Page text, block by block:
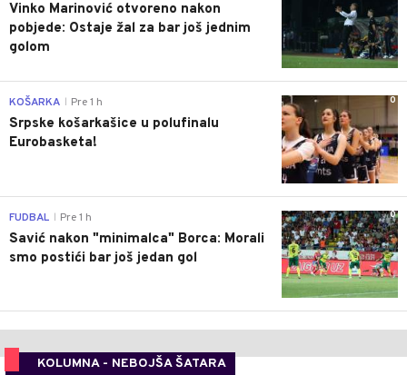
Vinko Marinović otvoreno nakon
pobjede: Ostaje žal za bar još jednim
golom
0
KOŠARKA Pre 1 h
Srpske košarkašice u polufinalu
Eurobasketa!
0
FUDBAL Pre 1 h
Savić nakon "minimalca" Borca: Morali
smo postići bar još jedan gol
KOLUMNA - NEBOJŠA ŠATARA